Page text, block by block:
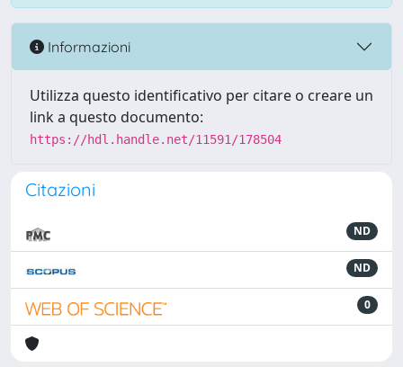
Informazioni
Utilizza questo identificativo per citare o creare un
link a questo documento:
https://hdl.handle.net/11591/178504
Citazioni
ND
ND
0